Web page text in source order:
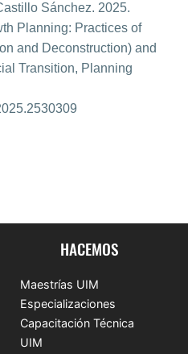
Sánchez. 2025.
Planning: Practices of
and Deconstruction) and
Transition, Planning
HACEMOS
Maestrías UIM
Especializaciones
Capacitación Técnica
UIM